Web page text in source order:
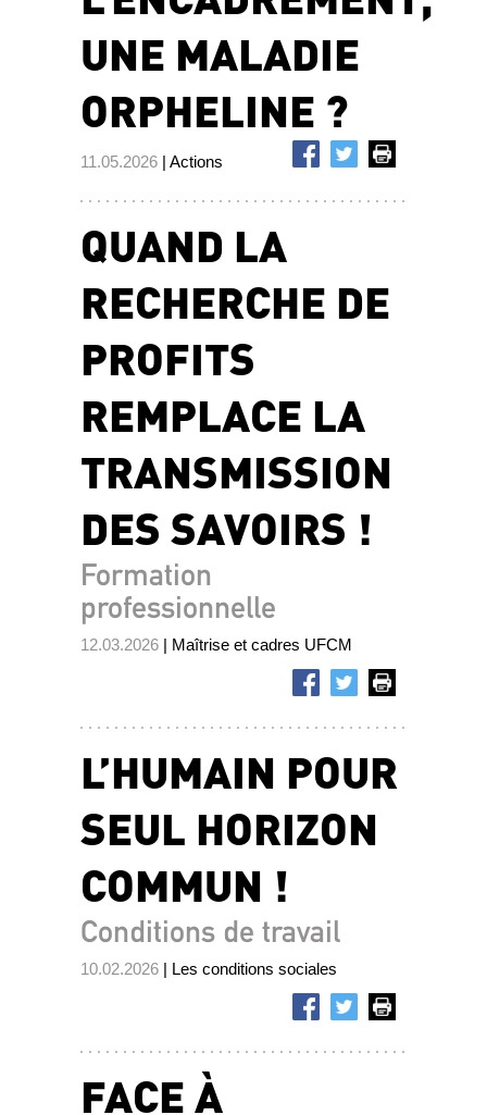
UNE MALADIE
ORPHELINE ?
11.05.2026 | Actions
QUAND LA
RECHERCHE DE
PROFITS
REMPLACE LA
TRANSMISSION
DES SAVOIRS !
Formation
professionnelle
12.03.2026 | Maîtrise et cadres UFCM
L’HUMAIN POUR
SEUL HORIZON
COMMUN !
Conditions de travail
10.02.2026 | Les conditions sociales
FACE À